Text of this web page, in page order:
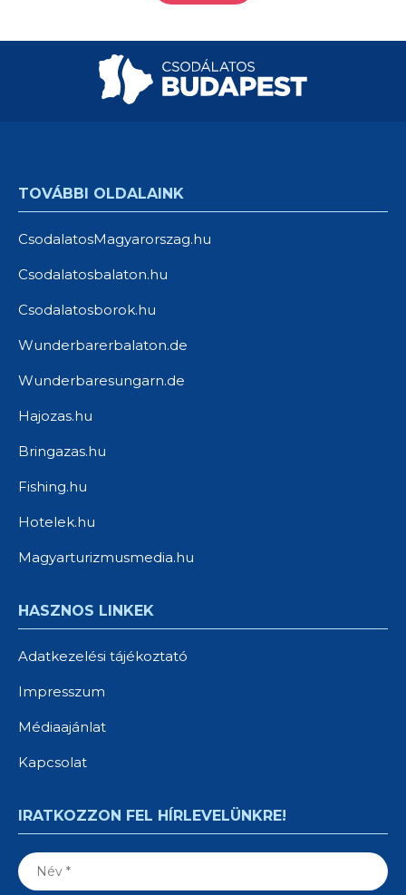
TOVÁBBI OLDALAINK
CsodalatosMagyarorszag.hu
Csodalatosbalaton.hu
Csodalatosborok.hu
Wunderbarerbalaton.de
Wunderbaresungarn.de
Hajozas.hu
Bringazas.hu
Fishing.hu
Hotelek.hu
Magyarturizmusmedia.hu
HASZNOS LINKEK
Adatkezelési tájékoztató
Impresszum
Médiaajánlat
Kapcsolat
IRATKOZZON FEL HÍRLEVELÜNKRE!